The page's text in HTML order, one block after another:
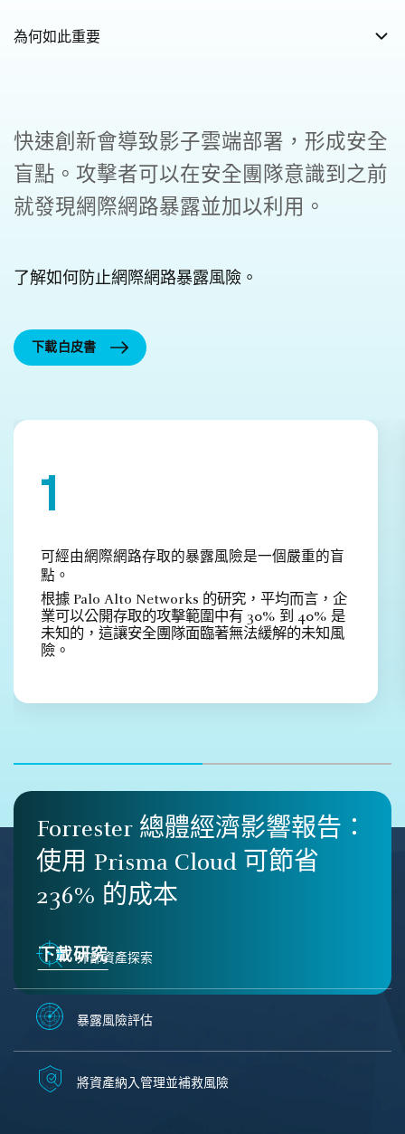
快速創新會導致影子雲端部署，形成安全
盲點。攻擊者可以在安全團隊意識到之前
就發現網際網路暴露並加以利用。
了解如何防止網際網路暴露風險。
下載白皮書
可經由網際網路存取的暴露風險是一個嚴重的盲
點。
根據 Palo Alto Networks 的研究，平均而言，企
業可以公開存取的攻擊範圍中有 30% 到 40% 是
未知的，這讓安全團隊面臨著無法緩解的未知風
險。
Forrester 總體經濟影響報告：
使用 Prisma Cloud 可節省
236% 的成本
下載研究外部資產探索
暴露風險評估
將資產納入管理並補救風險